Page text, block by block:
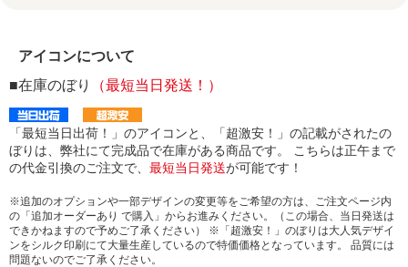
アイコンについて
■在庫のぼり
（最短当日発送！）
「最短当日出荷！」のアイコンと、「超激安！」の記載がされたの
ぼりは、弊社にて完成品で在庫がある商品です。 こちらは正午まで
の代金引換のご注文で、 最短当日発送が可能です！
※追加のオプションや一部デザインの変更等をご希望の方は、ご注文ページ内
の「追加オーダーあり で購入」からお進みください。（この場合、当日発送は
できかねますので予めご了承ください） ※「超激安！」のぼりは大人気デザイ
ンをシルク印刷にて大量生産しているので特価価格となっています。 品質には
問題ないのでご了承ください。